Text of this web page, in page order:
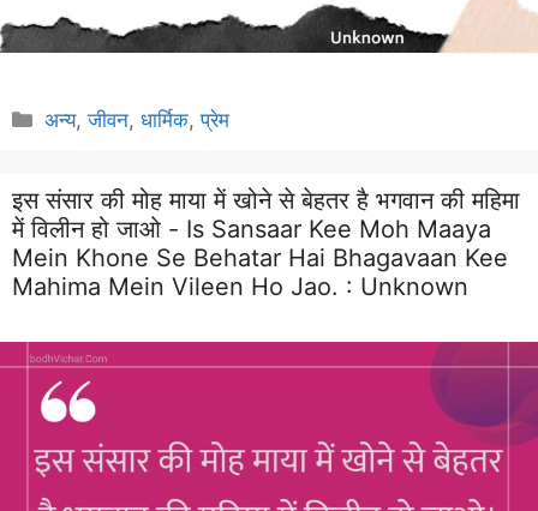
Categories
अन्य,जीवन,धार्मिक,प्रेम
इस संसार की मोह माया में खोने से बेहतर है भगवान की महिमा
में विलीन हो जाओ - Is Sansaar Kee Moh Maaya
Mein Khone Se Behatar Hai Bhagavaan Kee
Mahima Mein Vileen Ho Jao. : Unknown